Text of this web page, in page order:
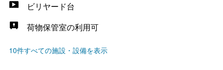
ビリヤード台
荷物保管室の利用可
10件すべての施設・設備を表示